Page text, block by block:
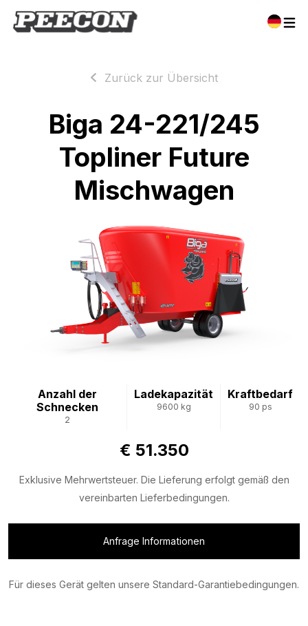
Zurück zur Übersicht
Biga 24-221/245
Topliner Future
Mischwagen
Anzahl der
Schnecken
2
Ladekapazität
9600 kg
Kraftbedarf
90 ps
€ 51.350
Exklusive Mehrwertsteuer. Die Lieferung erfolgt gemäß den
vereinbarten Lieferbedingungen.
Anfrage Informationen
Für dieses Gerät gelten unsere Standard-Garantiebedingungen.